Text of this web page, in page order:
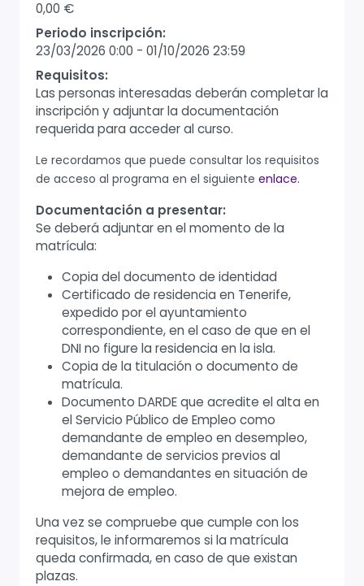
0,00 €
Periodo inscripción:
23/03/2026 0:00 - 01/10/2026 23:59
Requisitos:
Las personas interesadas deberán completar la
inscripción y adjuntar la documentación
requerida para acceder al curso.
Le recordamos que puede consultar los requisitos
de acceso al programa en el siguiente enlace.
Documentación a presentar:
Se deberá adjuntar en el momento de la
matrícula:
Copia del documento de identidad
Certificado de residencia en Tenerife,
expedido por el ayuntamiento
correspondiente, en el caso de que en el
DNI no figure la residencia en la isla.
Copia de la titulación o documento de
matrícula.
Documento DARDE que acredite el alta en
el Servicio Público de Empleo como
demandante de empleo en desempleo,
demandante de servicios previos al
empleo o demandantes en situación de
mejora de empleo.
Una vez se compruebe que cumple con los
requisitos, le informaremos si la matrícula
queda confirmada, en caso de que existan
plazas.